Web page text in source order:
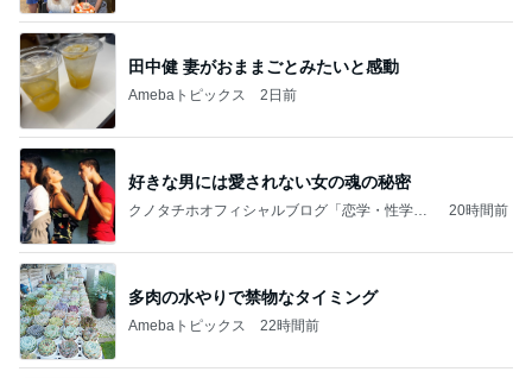
田中健 妻がおままごとみたいと感動
Amebaトピックス 2日前
好きな男には愛されない女の魂の秘密
クノタチホオフィシャルブログ「恋学・性学研
20時間前
多肉の水やりで禁物なタイミング
Amebaトピックス 22時間前